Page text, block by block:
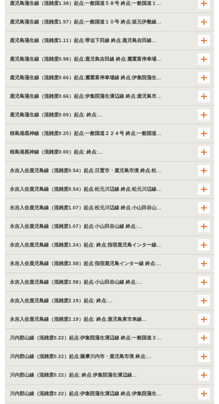
鹿児島蒲生線（混雑度1.38）起点:一般国道５８号 終点:一般国道１…
鹿児島蒲生線（混雑度1.57）起点:一般国道１０号 終点:坂元伊敷線…
鹿児島蒲生線（混雑度1.11）起点:帯迫下田線 終点:鹿児島吉田線…
鹿児島蒲生線（混雑度0.98）起点:鹿児島吉田線 終点:麓重富停車場…
鹿児島蒲生線（混雑度0.66）起点:麓重富停車場線 終点:伊集院蒲生…
鹿児島蒲生線（混雑度0.66）起点:伊集院蒲生溝辺線 終点:鹿児島市…
鹿児島蒲生線（混雑度0.00）起点: 終点:…
桜島港黒神線（混雑度0.25）起点:一般国道２２４号 終点:一般国道…
桜島港黒神線（混雑度0.00）起点: 終点:…
永吉入佐鹿児島線（混雑度0.54）起点:日置市・鹿児島市境 終点:松…
永吉入佐鹿児島線（混雑度0.54）起点:松元川辺線 終点:松元川辺線…
永吉入佐鹿児島線（混雑度1.07）起点:松元川辺線 終点:小山田谷山…
永吉入佐鹿児島線（混雑度1.07）起点:小山田谷山線 終点:…
永吉入佐鹿児島線（混雑度1.24）起点: 終点:指宿鹿児島インター線…
永吉入佐鹿児島線（混雑度2.58）起点:指宿鹿児島インター線 終点:…
永吉入佐鹿児島線（混雑度2.58）起点:小山田谷山線 終点:…
永吉入佐鹿児島線（混雑度2.19）起点: 終点:…
永吉入佐鹿児島線（混雑度2.19）起点: 終点:鹿児島東市来線…
川内郡山線（混雑度0.22）起点:伊集院蒲生溝辺線 終点:一般国道３…
川内郡山線（混雑度0.22）起点:薩摩川内市・鹿児島市境 終点:…
川内郡山線（混雑度0.22）起点: 終点:伊集院蒲生溝辺線…
川内郡山線（混雑度0.22）起点:伊集院蒲生溝辺線 終点:伊集院蒲生…